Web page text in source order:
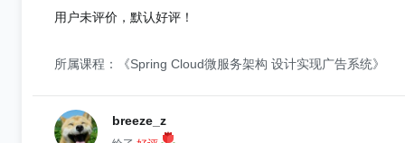
用户未评价，默认好评！
所属课程：《Spring Cloud微服务架构 设计实现广告系统》
breeze_z